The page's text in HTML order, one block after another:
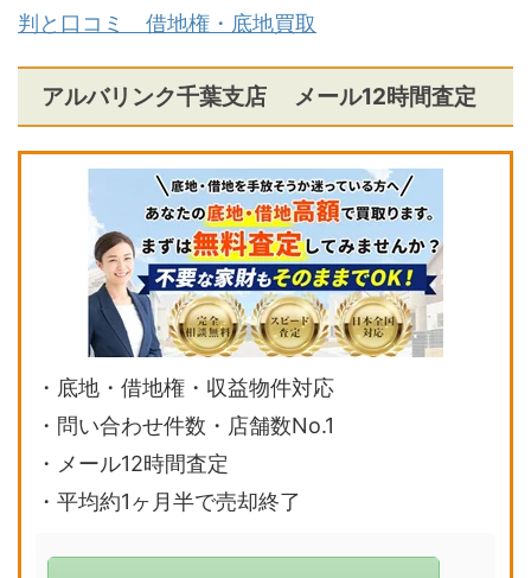
判と口コミ 借地権・底地買取
アルバリンク千葉支店 メール12時間査定
・ 底地・借地権・収益物件対応
・問い合わせ件数・店舗数No.1
・メール12時間査定
・平均約1ヶ月半で売却終了